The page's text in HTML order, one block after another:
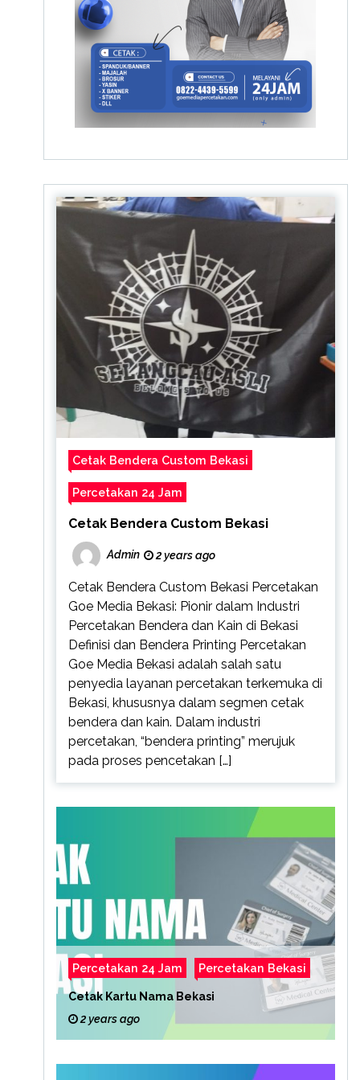
Cetak Bendera Custom Bekasi
Percetakan 24 Jam
Cetak Bendera Custom Bekasi
Admin 2 years ago
Cetak Bendera Custom Bekasi Percetakan
Goe Media Bekasi: Pionir dalam Industri
Percetakan Bendera dan Kain di Bekasi
Definisi dan Bendera Printing Percetakan
Goe Media Bekasi adalah salah satu
penyedia layanan percetakan terkemuka di
Bekasi, khususnya dalam segmen cetak
bendera dan kain. Dalam industri
percetakan, “bendera printing” merujuk
pada proses pencetakan […]
Percetakan 24 Jam Percetakan Bekasi
Cetak Kartu Nama Bekasi
2 years ago